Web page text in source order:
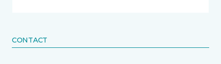
CONTACT